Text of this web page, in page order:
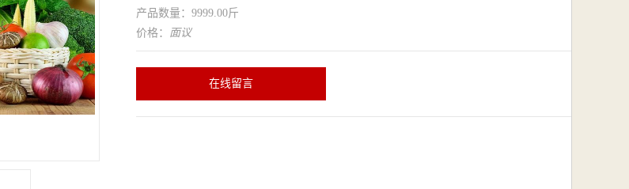
产品数量：9999.00斤
价格： 面议
在线留言